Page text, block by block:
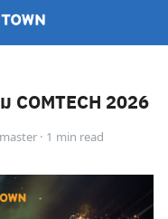
COMTECH 2026
·